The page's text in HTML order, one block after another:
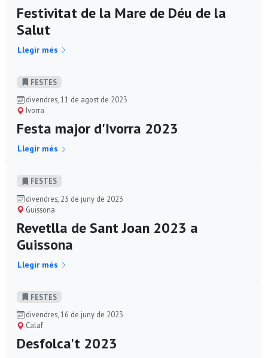
Festivitat de la Mare de Déu de la
Salut
Llegir més
FESTES
divendres, 11 de agost de 2023
Ivorra
Festa major d'Ivorra 2023
Llegir més
FESTES
divendres, 23 de juny de 2023
Guissona
Revetlla de Sant Joan 2023 a
Guissona
Llegir més
FESTES
divendres, 16 de juny de 2023
Calaf
Desfolca't 2023